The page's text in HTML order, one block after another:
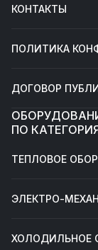
КОНТАКТЫ
ПОЛИТИКА
ДОГОВОР
ПО
ТЕПЛОВОЕ
ЭЛЕКТРО-
ХОЛОДИЛЬНОЕ